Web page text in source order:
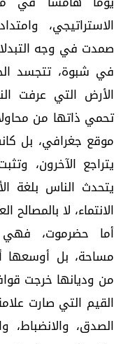
الاستراتيجي،
صمدت في وجه
في شبوة، تتجسد
الأرض التي عرفت
تحمي ذاتها من
موقع جغرافي، بل
يتراجع الآخرون،
يتحدث الناس بلغة
الانتماء، لا بالمصالح
أما حضرموت،
مساحة، بل أوسعها
من وديانها خرجت
القيم التي صارت
الصدق، والانضباط،